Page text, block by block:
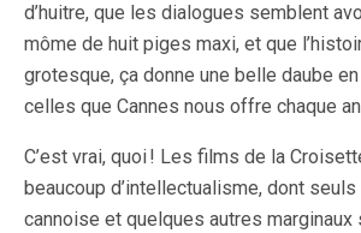
d’huitre, que les dialogues semblent
môme de huit piges maxi, et que
grotesque, ça donne une belle daube
celles que Cannes nous offre chaque
C’est vrai, quoi ! Les films de la
beaucoup d’intellectualisme, dont
cannoise et quelques autres marginaux